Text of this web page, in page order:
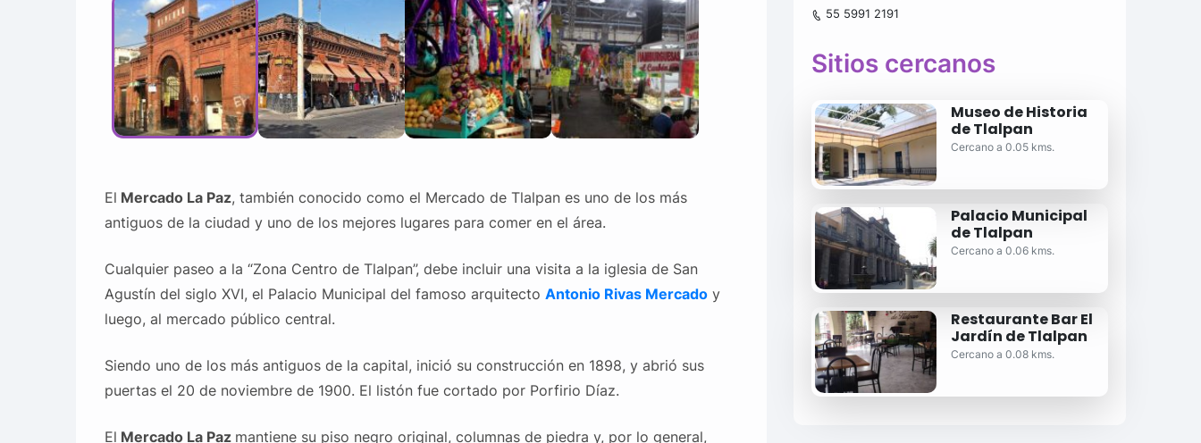
El Mercado La Paz, también conocido como el Mercado de Tlalpan es uno de los más
antiguos de la ciudad y uno de los mejores lugares para comer en el área.
Cualquier paseo a la “Zona Centro de Tlalpan”, debe incluir una visita a la iglesia de San
Agustín del siglo XVI, el Palacio Municipal del famoso arquitecto Antonio Rivas Mercadoy
luego, al mercado público central.
Siendo uno de los más antiguos de la capital, inició su construcción en 1898, y abrió sus
puertas el 20 de noviembre de 1900. El listón fue cortado por Porfirio Díaz.
El Mercado La Paz mantiene su piso negro original, columnas de piedra y, por lo general,
55 5991 2191
Sitios cercanos
Museo de Historia
de Tlalpan
Cercano a 0.05 kms.
Palacio Municipal
de Tlalpan
Cercano a 0.06 kms.
Restaurante Bar El
Jardín de Tlalpan
Cercano a 0.08 kms.